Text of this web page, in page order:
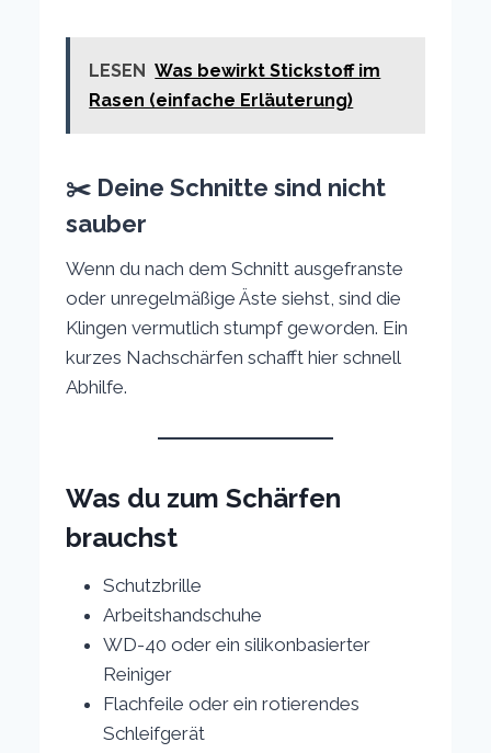
LESEN Was bewirkt Stickstoff im
Rasen (einfache Erläuterung)
✂️ Deine Schnitte sind nicht
sauber
Wenn du nach dem Schnitt ausgefranste
oder unregelmäßige Äste siehst, sind die
Klingen vermutlich stumpf geworden. Ein
kurzes Nachschärfen schafft hier schnell
Abhilfe.
Was du zum Schärfen
brauchst
Schutzbrille
Arbeitshandschuhe
WD-40 oder ein silikonbasierter
Reiniger
Flachfeile oder ein rotierendes
Schleifgerät